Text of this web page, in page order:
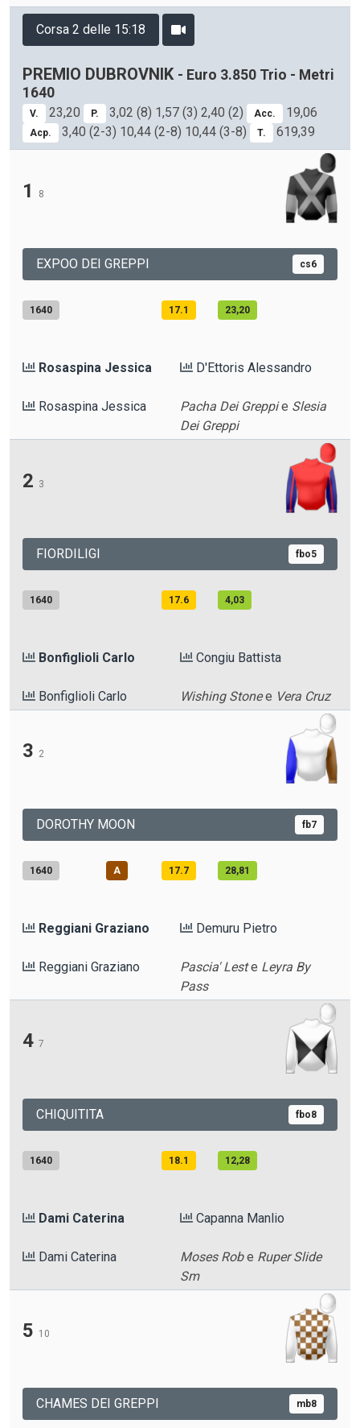
Corsa 2 delle 15:18
PREMIO DUBROVNIK - Euro 3.850 Trio - Metri
1640
V. 23,20 P. 3,02 (8) 1,57 (3) 2,40 (2) Acc. 19,06
Acp. 3,40 (2-3) 10,44 (2-8) 10,44 (3-8) T. 619,39
1 8
EXPOO DEI GREPPI cs6
1640 17.1 23,20
Rosaspina Jessica D'Ettoris Alessandro
Rosaspina Jessica Pacha Dei Greppie Slesia
Dei Greppi
2 3
FIORDILIGI fbo5
1640 17.6 4,03
Bonfiglioli Carlo Congiu Battista
Bonfiglioli Carlo Wishing Stonee Vera Cruz
3 2
DOROTHY MOON fb7
1640 A 17.7 28,81
Reggiani Graziano Demuru Pietro
Reggiani Graziano Pascia' Leste Leyra By
Pass
4 7
CHIQUITITA fbo8
1640 18.1 12,28
Dami Caterina Capanna Manlio
Dami Caterina Moses Robe Ruper Slide
Sm
5 10
CHAMES DEI GREPPI mb8